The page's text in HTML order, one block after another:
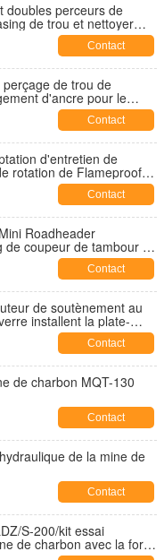
doubles perceurs de
de trou et nettoyer
Contact
de trou de
d'ancre pour le
de chargeur de foreuse
Contact
d'entretien de
rotation de Flameproofed
Contact
Roadheader
coupeur de tambour de
Contact
de soutènement au
installent la plate-
au toit dans la
Contact
de charbon MQT-130
Contact
de la mine de
Contact
S-200/kit essai
de charbon avec la force